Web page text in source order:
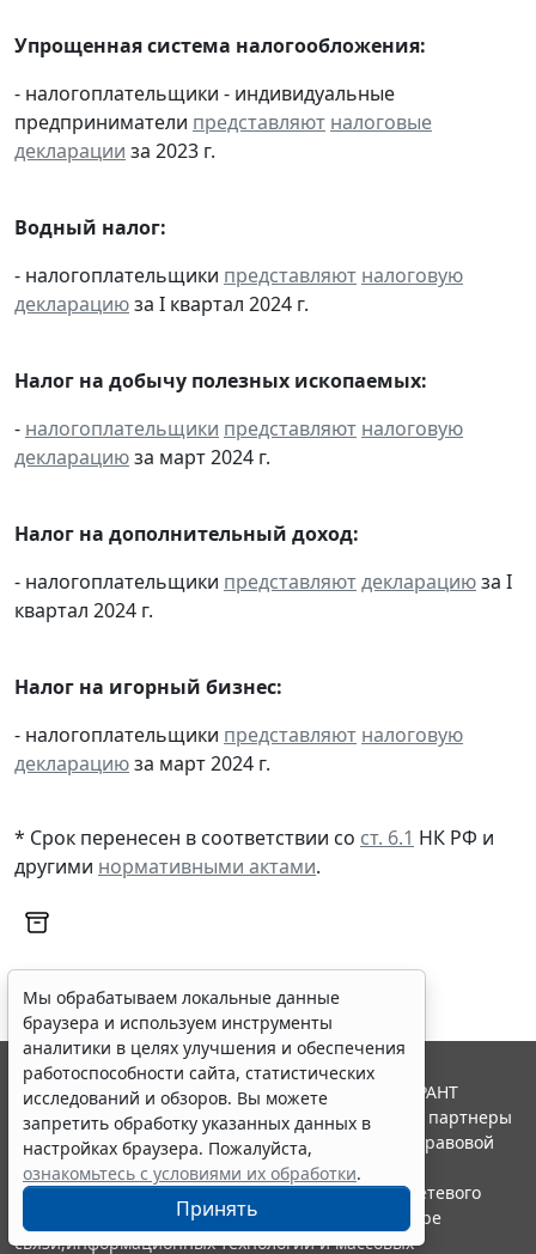
Упрощенная система налогообложения:
- налогоплательщики - индивидуальные
предприниматели представляют налоговые
декларации за 2023 г.
Водный налог:
- налогоплательщики представляют налоговую
декларациюза I квартал 2024 г.
Налог на добычу полезных ископаемых:
- налогоплательщики представляют налоговую
декларациюза март 2024 г.
Налог на дополнительный доход:
- налогоплательщики представляютдекларациюза I
квартал 2024 г.
Налог на игорный бизнес:
- налогоплательщики представляют налоговую
декларациюза март 2024 г.
* Срок перенесен в соответствии со ст. 6.1 НК РФ и
другими нормативными актами.
Мы обрабатываем локальные данные
браузера и используем инструменты
аналитики в целях улучшения и обеспечения
работоспособности сайта, статистических
исследований и обзоров. Вы можете
запретить обработку указанных данных в
настройках браузера. Пожалуйста,
ознакомьтесь с условиями их обработки.
Принять
© ООО "НПП "ГАРАНТ-СЕРВИС", 2026. Система ГАРАНТ
выпускается с 1990 года. Компания "Гарант" и ее партнеры
являются участниками Российской ассоциации правовой
информации ГАРАНТ.
Портал ГАРАНТ.РУ зарегистрирован в качестве сетевого
издания Федеральной службой по надзору в сфере
связи,информационных технологий и массовых